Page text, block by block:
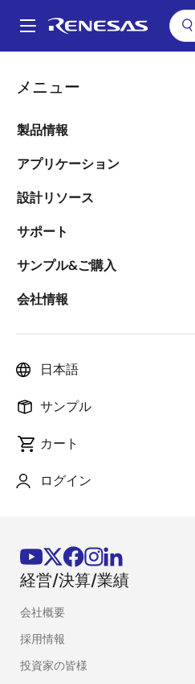
ン
Main
メニュー
製品情報
アプリケーション
設計リソース
サポート
サンプル&ご購入
会社情報
日本語
サンプル
カート
ログイン
パ
ン
く
ず
ップデート
ます。
ログインをする
経営/決算/業績
会社概要
採用情報
投資家の皆様